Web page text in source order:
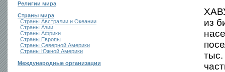
Религии мира
Страны мира
Страны Австралии и Океании
Страны Азии
Страны Африки
Страны Европы
Страны Северной Америки
Страны Южной Америки
Международные организации
из
тыс.